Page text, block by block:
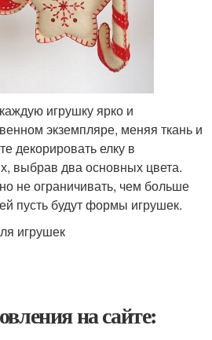
игрушку ярко и
экземпляре, меняя ткань и
декорировать елку в
выбрав два основных цвета.
не ограничивать, чем больше
пусть будут формы игрушек.
игрушек
на сайте: